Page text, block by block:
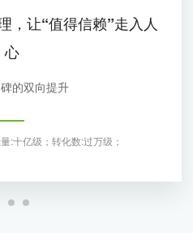
，让“值得信赖”走入人
心
的双向提升
:十亿级；转化数:过万级；